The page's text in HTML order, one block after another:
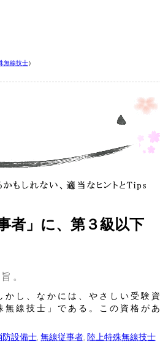
無線技士）
者」に、第３級以下
。
し、なかには、やさしい受験資
線技士」である。この資格があ
防設備士 無線従事者 陸上特殊無線技士